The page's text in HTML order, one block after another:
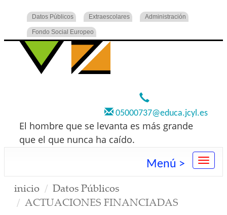
Datos Públicos Extraescolares Administración
Fondo Social Europeo
05000737@educa.jcyl.es
El hombre que se levanta es más grande
que el que nunca ha caído.
Menú >
inicio
Datos Públicos
ACTUACIONES FINANCIADAS